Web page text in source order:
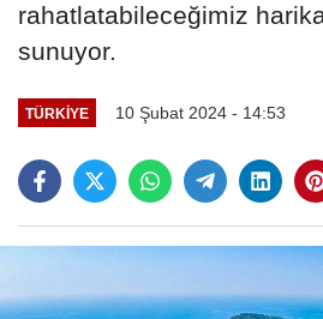
rahatlatabileceğimiz
sunuyor.
TÜRKIYE 10 Şubat 2024 - 14:53